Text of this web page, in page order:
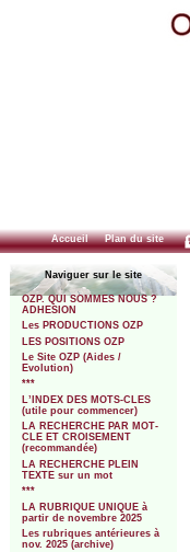
Accueil Plan du site
Naviguer sur le site
OZP. QUI SOMMES NOUS ?
ADHESION
Les PRODUCTIONS OZP
LES POSITIONS OZP
Le Site OZP (Aides /
Evolution)
***
L’INDEX DES MOTS-CLES
(utile pour commencer)
LA RECHERCHE PAR MOT-
CLE ET CROISEMENT
(recommandée)
LA RECHERCHE PLEIN
TEXTE sur un mot
***
LA RUBRIQUE UNIQUE à
partir de novembre 2025
Les rubriques antérieures à
nov. 2025 (archive)